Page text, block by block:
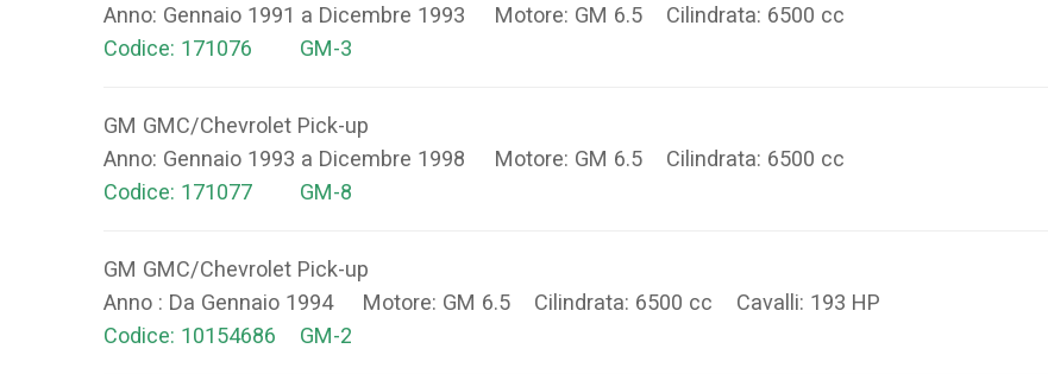
Anno: Gennaio 1991 a Dicembre 1993 Motore: GM 6.5 Cilindrata: 6500 cc
Codice: 171076 GM-3
GM GMC/Chevrolet Pick-up
Anno: Gennaio 1993 a Dicembre 1998 Motore: GM 6.5 Cilindrata: 6500 cc
Codice: 171077 GM-8
GM GMC/Chevrolet Pick-up
Anno : Da Gennaio 1994 Motore: GM 6.5 Cilindrata: 6500 cc Cavalli: 193 HP
Codice: 10154686 GM-2